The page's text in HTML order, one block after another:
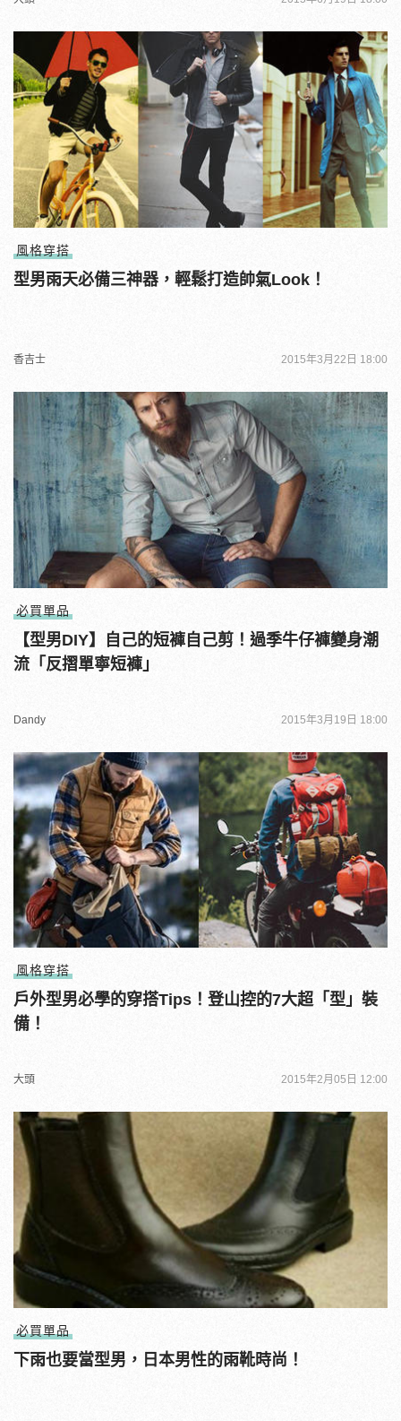
風格穿搭
型男雨天必備三神器，輕鬆打造帥氣Look！
香吉士 2015年3月22日 18:00
必買單品
【型男DIY】自己的短褲自己剪！過季牛仔褲變身潮
流「反摺單寧短褲」
Dandy 2015年3月19日 18:00
風格穿搭
戶外型男必學的穿搭Tips！登山控的7大超「型」裝
備！
大頭 2015年2月05日 12:00
必買單品
下雨也要當型男，日本男性的雨靴時尚！